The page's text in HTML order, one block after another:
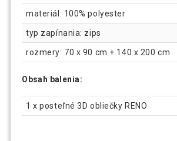
materiál: 100% polyester
typ zapínania: zips
rozmery: 70 x 90 cm + 140 x 200 cm
Obsah balenia:
1 x posteľné 3D obliečky RENO